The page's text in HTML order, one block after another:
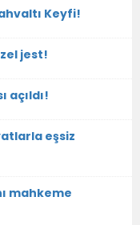
Keyfi!
jest!
açıldı!
eşsiz
mahkeme